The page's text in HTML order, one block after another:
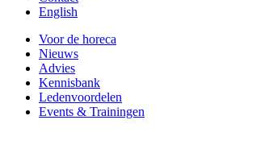
English
Voor de horeca
Nieuws
Advies
Kennisbank
Ledenvoordelen
Events & Trainingen